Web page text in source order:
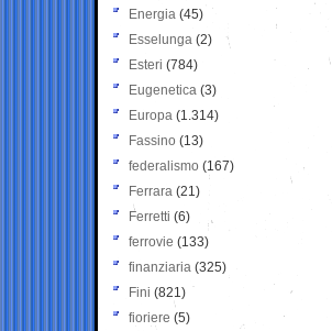
Energia (45)
Esselunga (2)
Esteri (784)
Eugenetica (3)
Europa (1.314)
Fassino (13)
federalismo (167)
Ferrara (21)
Ferretti (6)
ferrovie (133)
finanziaria (325)
Fini (821)
fioriere (5)